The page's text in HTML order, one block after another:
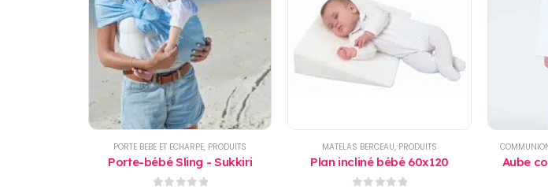
PORTE BEBE ET ECHARPE, PRODUITS
Porte-bébé Sling - Sukkiri
MATELAS BERCEAU, PRODUITS
Plan incliné bébé 60x120
Aube